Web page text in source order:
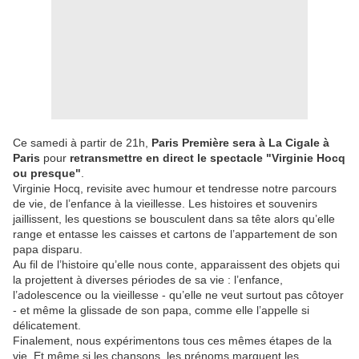
Ce samedi à partir de 21h, Paris Première sera à La Cigale à
Paris pour retransmettre en direct le spectacle "Virginie Hocq
ou presque"
Virginie Hocq, revisite avec humour et tendresse notre parcours
de vie, de l’enfance à la vieillesse. Les histoires et souvenirs
jaillissent, les questions se bousculent dans sa tête alors qu’elle
range et entasse les caisses et cartons de l’appartement de son
papa disparu.
Au fil de l’histoire qu’elle nous conte, apparaissent des objets qui
la projettent à diverses périodes de sa vie : l’enfance,
l’adolescence ou la vieillesse - qu’elle ne veut surtout pas côtoyer
- et même la glissade de son papa, comme elle l’appelle si
délicatement.
Finalement, nous expérimentons tous ces mêmes étapes de la
vie. Et même si les chansons, les prénoms marquent les